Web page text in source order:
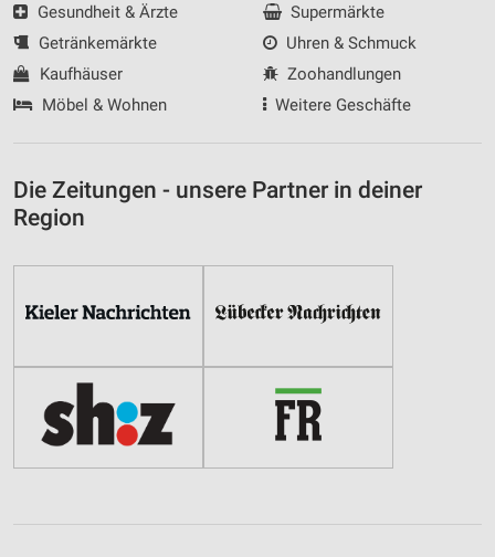
Gesundheit & Ärzte
Getränkemärkte
Kaufhäuser
Möbel & Wohnen
Supermärkte
Uhren & Schmuck
Zoohandlungen
Weitere Geschäfte
Die Zeitungen - unsere Partner in deiner
Region